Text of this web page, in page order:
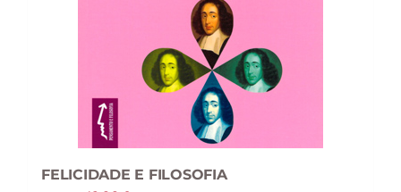
FELICIDADE E FILOSOFIA